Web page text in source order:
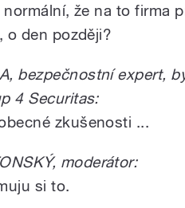
že na to firma
o den později?
bezpečnostní expert,
4 Securitas:
zkušenosti ...
moderátor:
si to.